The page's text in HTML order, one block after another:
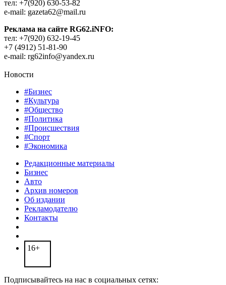
тел: +7(920) 630-53-82
e-mail: gazeta62@mail.ru
Реклама на сайте RG62.iNFO:
тел: +7(920) 632-19-45
+7 (4912) 51-81-90
e-mail: rg62info@yandex.ru
Новости
#Бизнес
#Культура
#Общество
#Политика
#Происшествия
#Спорт
#Экономика
Редакционные материалы
Бизнес
Авто
Архив номеров
Об издании
Рекламодателю
Контакты
16+
Подписывайтесь на нас в социальных сетях: